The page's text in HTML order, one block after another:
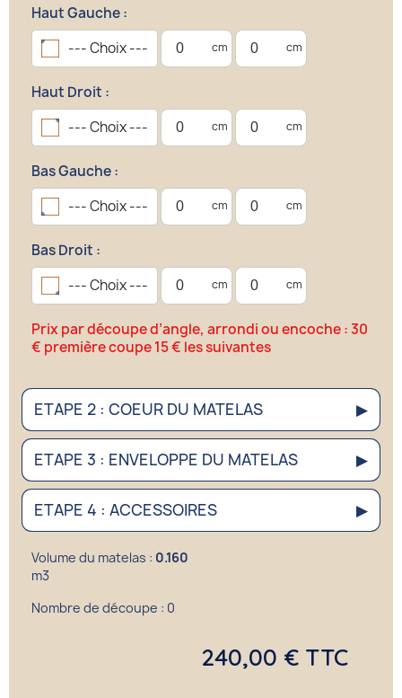
Haut Gauche :
--- Choix ---
Haut Droit :
--- Choix ---
Bas Gauche :
--- Choix ---
Bas Droit :
--- Choix ---
Prix par découpe d’angle, arrondi ou encoche : 30
€ première coupe 15 € les suivantes
ETAPE 2 : COEUR DU MATELAS ▶
ETAPE 3 : ENVELOPPE DU MATELAS ▶
ETAPE 4 : ACCESSOIRES ▶
Volume du matelas : 0.160
m3
Nombre de découpe : 0
240,00 € TTC